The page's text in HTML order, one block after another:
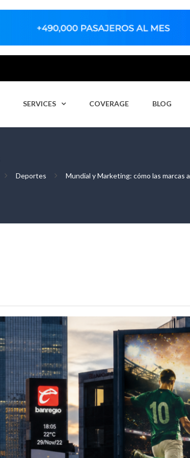
SERVICES COVERAGE BLOG
Deportes Mundial y Marketing: cómo las